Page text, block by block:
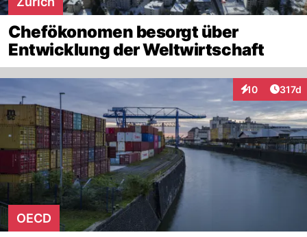
Chefökonomen besorgt über
Entwicklung der Weltwirtschaft
10
Interaktionen
317d
OECD